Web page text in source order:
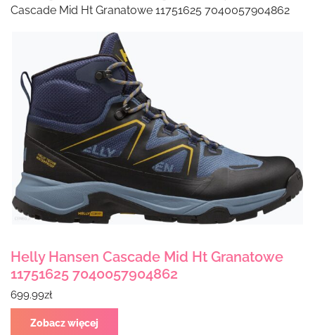
Cascade Mid Ht Granatowe 11751625 7040057904862
Helly Hansen Cascade Mid Ht Granatowe
11751625 7040057904862
699.99zł
Zobacz więcej